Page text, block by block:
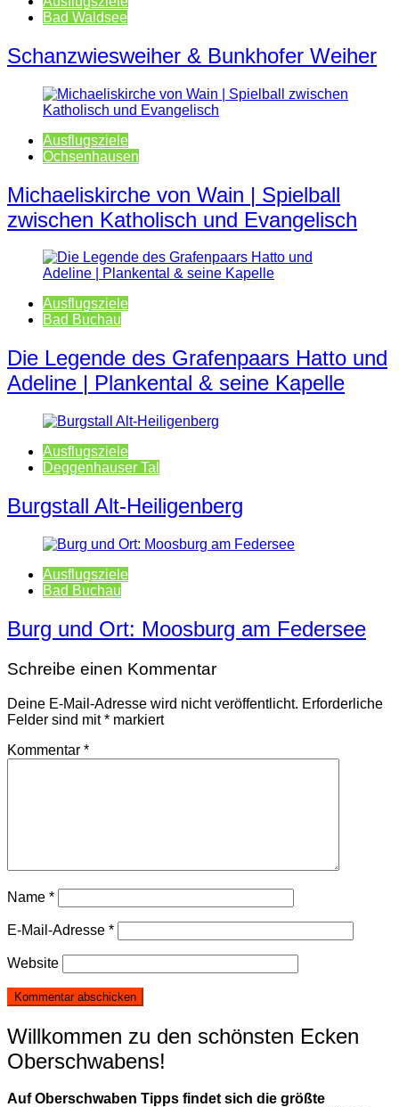
Bad Waldsee
Schanzwiesweiher & Bunkhofer Weiher
Ausflugsziele
Ochsenhausen
Michaeliskirche von Wain | Spielball
zwischen Katholisch und Evangelisch
Ausflugsziele
Bad Buchau
Die Legende des Grafenpaars Hatto und
Adeline | Plankental & seine Kapelle
Ausflugsziele
Deggenhauser Tal
Burgstall Alt-Heiligenberg
Ausflugsziele
Bad Buchau
Burg und Ort: Moosburg am Federsee
Schreibe einen Kommentar
Deine E-Mail-Adresse wird nicht veröffentlicht. Erforderliche
Felder sind mit* markiert
Kommentar *
Name *
E-Mail-Adresse *
Website
Willkommen zu den schönsten Ecken
Oberschwabens!
Auf Oberschwaben Tipps findet sich die größte